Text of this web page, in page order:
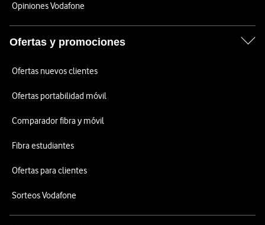
Opiniones Vodafone
Ofertas y promociones
Ofertas nuevos clientes
Ofertas portabilidad móvil
Comparador fibra y móvil
Fibra estudiantes
Ofertas para clientes
Sorteos Vodafone